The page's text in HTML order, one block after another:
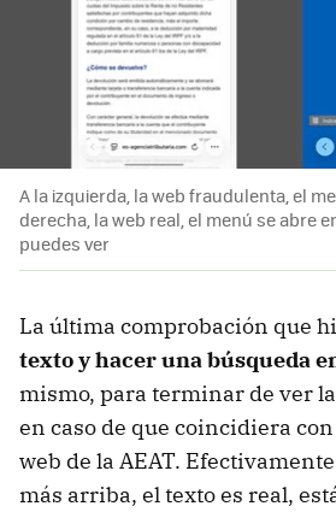
A la izquierda, la web fraudulenta, el
derecha, la web real, el menú se abre
puedes ver
La última comprobación que
texto y hacer una búsqueda
mismo, para terminar de ver
en caso de que coincidiera
web de la AEAT.
más arriba, el texto es real,